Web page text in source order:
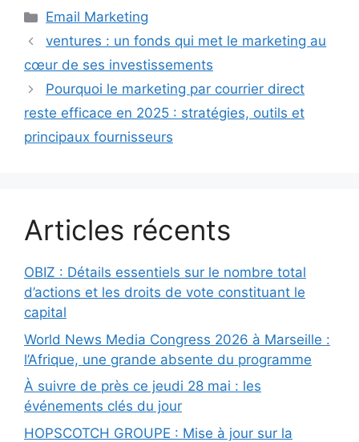
Catégories
Email Marketing
ventures : un fonds qui met le marketing au
cœur de ses investissements
Pourquoi le marketing par courrier direct
reste efficace en 2025 : stratégies, outils et
principaux fournisseurs
Articles récents
OBIZ : Détails essentiels sur le nombre total
d’actions et les droits de vote constituant le
capital
World News Media Congress 2026 à Marseille :
l’Afrique, une grande absente du programme
À suivre de près ce jeudi 28 mai : les
événements clés du jour
HOPSCOTCH GROUPE : Mise à jour sur la